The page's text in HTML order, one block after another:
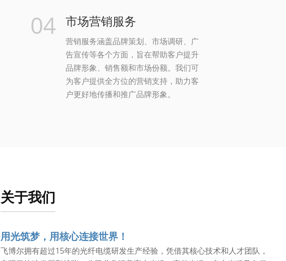
04 市场营销服务
营销服务涵盖品牌策划、市场调研、广
告宣传等各个方面，旨在帮助客户提升
品牌形象、销售额和市场份额。我们可
为客户提供全方位的营销支持，助力客
户更好地传播和推广品牌形象。
关于我们
用光筑梦，用核心连接世界！
飞博尔拥有超过15年的光纤电缆研发生产经验，凭借其核心技术和人才团队，